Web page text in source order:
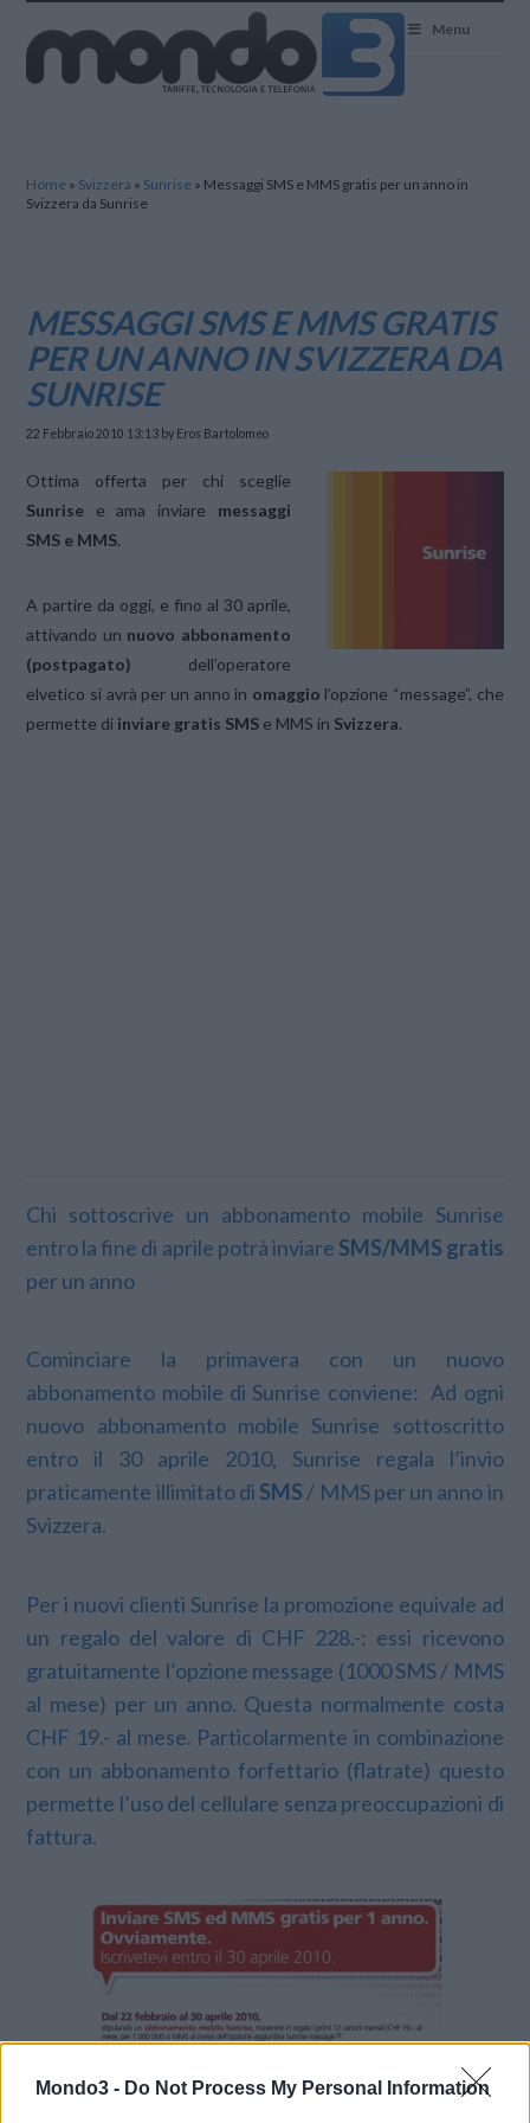
Mondo3 - Do Not Process My Personal Information
Menu
Home » Svizzera » Sunrise » Messaggi SMS e MMS gratis per un anno in
Svizzera da Sunrise
MESSAGGI SMS E MMS GRATIS
PER UN ANNO IN SVIZZERA DA
SUNRISE
22 Febbraio 2010 13:13 by Eros Bartolomeo
Ottima offerta per chi sceglie
Sunrise e ama inviare messaggi
SMS e MMS.
A partire da oggi, e fino al 30 aprile,
attivando un nuovo abbonamento
(postpagato) dell’operatore
elvetico si avrà per un anno in omaggio l’opzione “message”, che
permette di inviare gratis SMS e MMS in Svizzera.
Chi sottoscrive un abbonamento mobile Sunrise
entro la fine di aprile potrà inviare SMS/MMS gratis
per un anno
Cominciare la primavera con un nuovo
abbonamento mobile di Sunrise conviene: Ad ogni
nuovo abbonamento mobile Sunrise sottoscritto
entro il 30 aprile 2010, Sunrise regala l’invio
praticamente illimitato di SMS / MMS per un anno in
Svizzera.
Per i nuovi clienti Sunrise la promozione equivale ad
un regalo del valore di CHF 228.-: essi ricevono
gratuitamente l’opzione message (1000 SMS / MMS
al mese) per un anno. Questa normalmente costa
CHF 19.- al mese. Particolarmente in combinazione
con un abbonamento forfettario (flatrate) questo
permette l’uso del cellulare senza preoccupazioni di
fattura.